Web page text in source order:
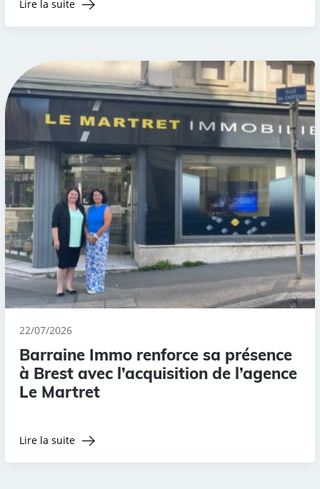
Lire la suite
22/07/2026
Barraine Immo renforce sa présence
à Brest avec l’acquisition de l’agence
Le Martret
Lire la suite